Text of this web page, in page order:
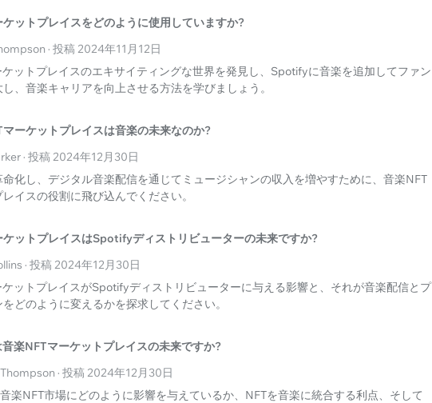
ットプレイスをどのように使用していますか?
· 投稿 2024年11月12日
ットプレイスのエキサイティングな世界を発見し、Spotifyに音楽を追加してファン
、音楽キャリアを向上させる方法を学びましょう。
ーケットプレイスは音楽の未来なのか?
· 投稿 2024年12月30日
化し、デジタル音楽配信を通じてミュージシャンの収入を増やすために、音楽NFT
イスの役割に飛び込んでください。
ットプレイスはSpotifyディストリビューターの未来ですか?
· 投稿 2024年12月30日
ットプレイスがSpotifyディストリビューターに与える影響と、それが音楽配信とプ
どのように変えるかを探求してください。
楽NFTマーケットプレイスの未来ですか?
· 投稿 2024年12月30日
楽NFT市場にどのように影響を与えているか、NFTを音楽に統合する利点、そして